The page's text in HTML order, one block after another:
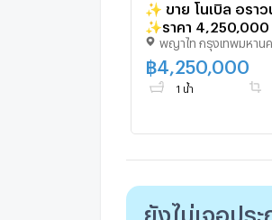
✨ ขาย โนเบิล อรา
✨ราคา 4,250,000
พญาไท กรุงเทพมหาน
฿ 4,250,000
1 น้ำ
ยังไม่เจอประ